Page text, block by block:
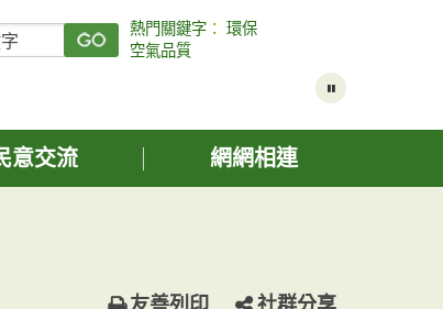
熱門關鍵字 ：環保
空氣品質
意交流 網網相連
友善列印 社群分享